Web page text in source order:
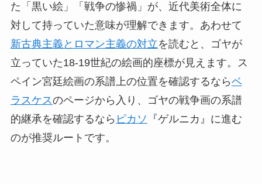
た「黒い絵」「戦争の惨禍」が、近代美術全体に
対して持っていた意味が理解できます。あわせて
新古典主義とロマン主義の対立を読むと、ゴヤが
立っていた18-19世紀の絵画的座標が見えます。ス
ペイン宮廷絵画の系譜上の位置を確認するならベ
ラスケスのページから入り、ゴヤの戦争画の系譜
的継承を確認するなら ピカソ 『ゲルニカ』に進む
のが推奨ルートです。